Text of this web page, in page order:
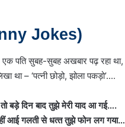
Jokes)
बड़े दिन बाद तुझे मेरी याद आ गई….
आई गलती से धत्‍त तुझे फोन लग गया…